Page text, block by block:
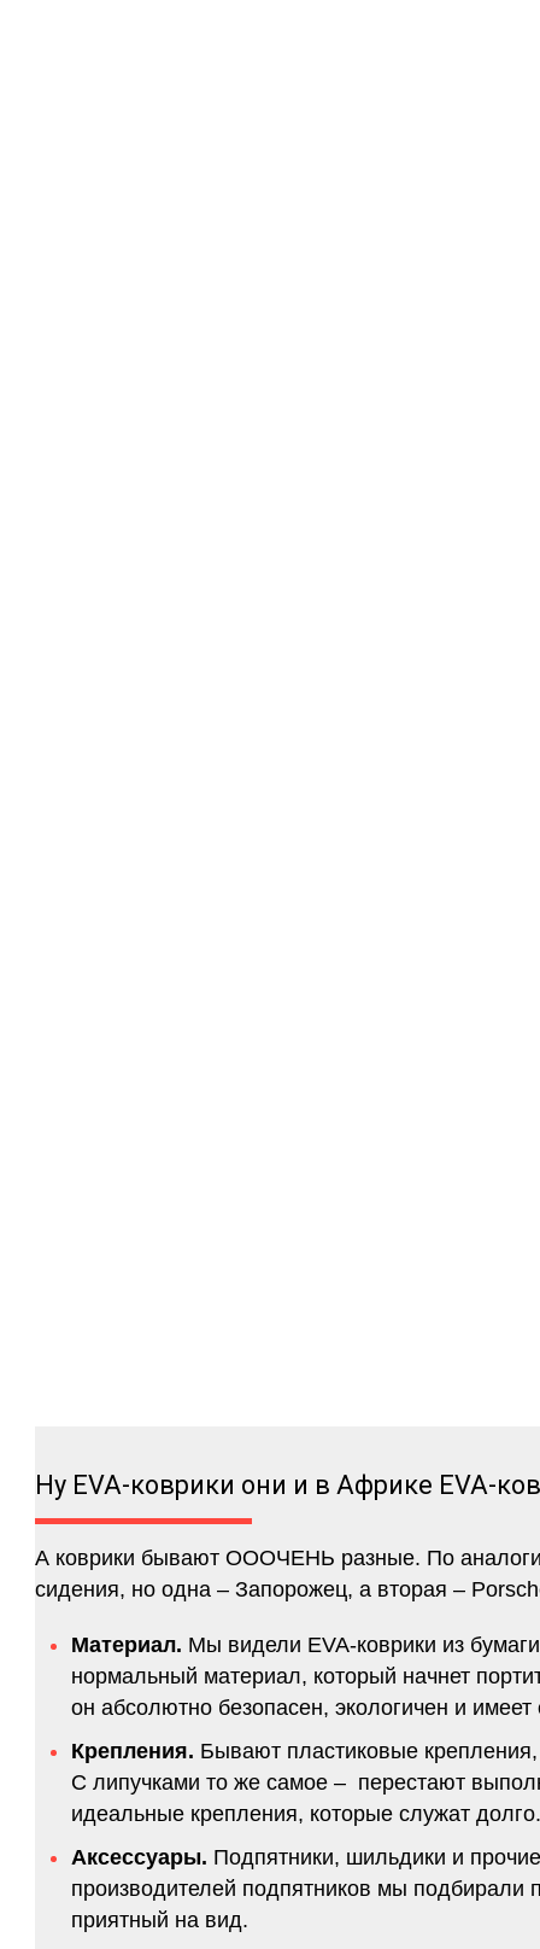
Ну EVA-коврики они и в Африке EVA-
А коврики бывают ОООЧЕНЬ разные. По
сидения, но одна – Запорожец, а вторая –
Материал. Мы видели EVA-коврики из
нормальный материал, который начнет
он абсолютно безопасен, экологичен и
Крепления. Бывают пластиковые
С липучками то же самое – перестают
идеальные крепления, которые служат
Аксессуары. Подпятники, шильдики и
производителей подпятников мы подбирали
приятный на вид.